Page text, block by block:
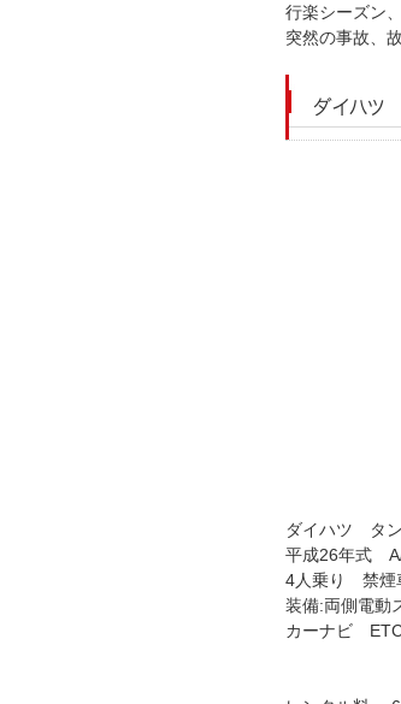
行楽シーズン
突然の事故、
ダイハツ
ダイハツ タ
平成26年式
4人乗り 禁煙
装備:両側電動
カーナビ